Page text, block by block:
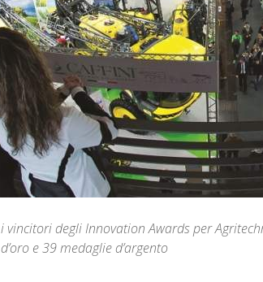
vincitori degli Innovation Awards per
e 39 medaglie d’argento